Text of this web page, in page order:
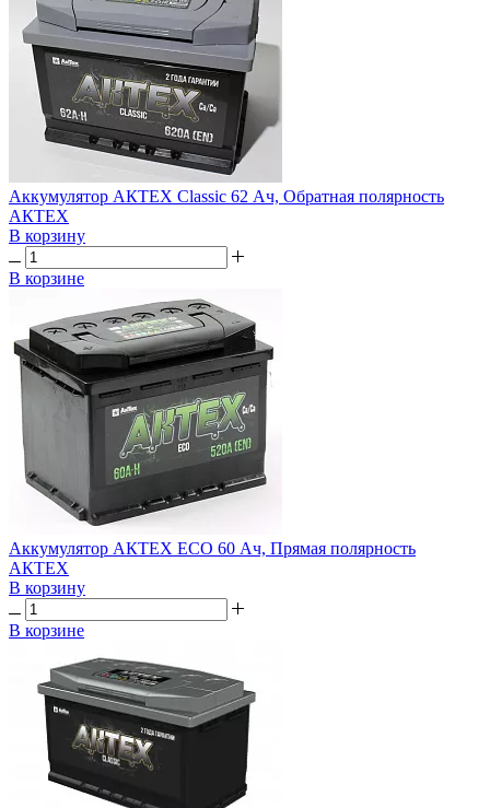
Аккумулятор АКТЕХ Classic 62 Ач, Обратная полярность
АКТЕХ
В корзину
В корзине
Аккумулятор АКТЕХ ECO 60 Ач, Прямая полярность
АКТЕХ
В корзину
В корзине